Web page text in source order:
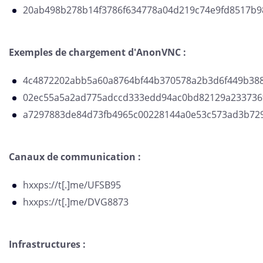
Exemples de chargement d'AnonVNC :
Canaux de communication :
hxxps://t[.]me/UFSB95
hxxps://t[.]me/DVG8873
Infrastructures :